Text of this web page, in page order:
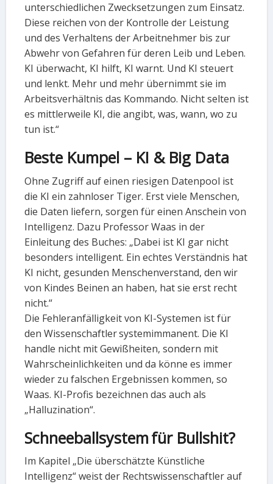
unterschiedlichen Zwecksetzungen zum Einsatz.
Diese reichen von der Kontrolle der Leistung
und des Verhaltens der Arbeitnehmer bis zur
Abwehr von Gefahren für deren Leib und Leben.
KI überwacht, KI hilft, KI warnt. Und KI steuert
und lenkt. Mehr und mehr übernimmt sie im
Arbeitsverhältnis das Kommando. Nicht selten ist
es mittlerweile KI, die angibt, was, wann, wo zu
tun ist.“
Beste Kumpel – KI & Big Data
Ohne Zugriff auf einen riesigen Datenpool ist
die KI ein zahnloser Tiger. Erst viele Menschen,
die Daten liefern, sorgen für einen Anschein von
Intelligenz. Dazu Professor Waas in der
Einleitung des Buches: „Dabei ist KI gar nicht
besonders intelligent. Ein echtes Verständnis hat
KI nicht, gesunden Menschenverstand, den wir
von Kindes Beinen an haben, hat sie erst recht
nicht.“
Die Fehleranfälligkeit von KI-Systemen ist für
den Wissenschaftler systemimmanent. Die KI
handle nicht mit Gewißheiten, sondern mit
Wahrscheinlichkeiten und da könne es immer
wieder zu falschen Ergebnissen kommen, so
Waas. KI-Profis bezeichnen das auch als
„Halluzination“.
Schneeballsystem für Bullshit?
Im Kapitel „Die überschätzte Künstliche
Intelligenz“ weist der Rechtswissenschaftler auf